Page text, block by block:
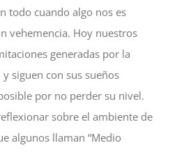
todo cuando algo nos es
vehemencia. Hoy nuestros
generadas por la
siguen con sus sueños
por no perder su nivel.
sobre el ambiente de
algunos llaman “Medio